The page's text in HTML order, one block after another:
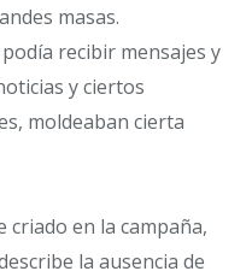
masas.
recibir mensajes y
y ciertos
moldeaban cierta
criado en la campaña,
la ausencia de